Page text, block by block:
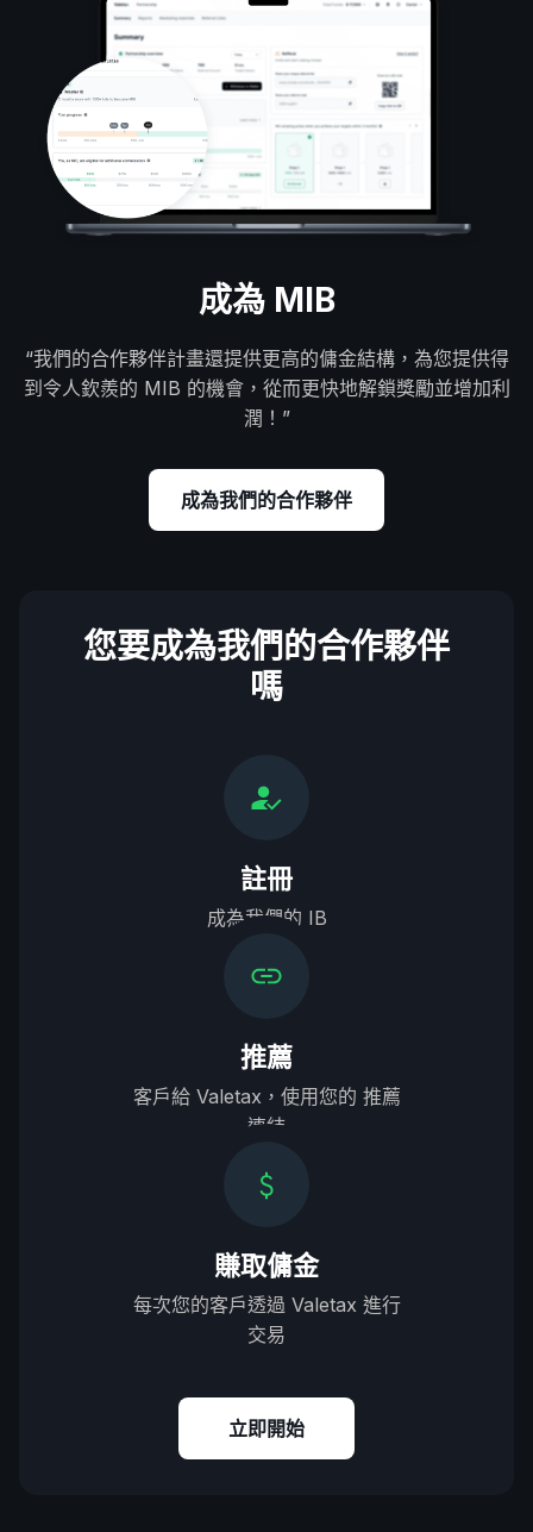
成為 MIB
“我們的合作夥伴計畫還提供更高的傭金結構，為您提供得
到令人欽羨的 MIB 的機會，從而更快地解鎖獎勵並增加利
潤！”
成為我們的合作夥伴
您要成為我們的合作夥伴
嗎
註冊
成為我們的 IB
推薦
客戶給 Valetax，使用您的 推薦
連結
賺取傭金
每次您的客戶透過 Valetax 進行
交易
立即開始